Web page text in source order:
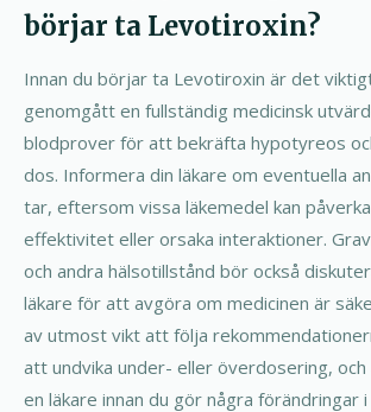
börjar ta Levotiroxin?
Innan du börjar ta Levotiroxin är det
genomgått en fullständig medicinsk
blodprover för att bekräfta hypotyreos
dos. Informera din läkare om eventuella
tar, eftersom vissa läkemedel kan
effektivitet eller orsaka interaktioner.
och andra hälsotillstånd bör också
läkare för att avgöra om medicinen är
av utmost vikt att följa
att undvika under- eller överdosering,
en läkare innan du gör några förändringar